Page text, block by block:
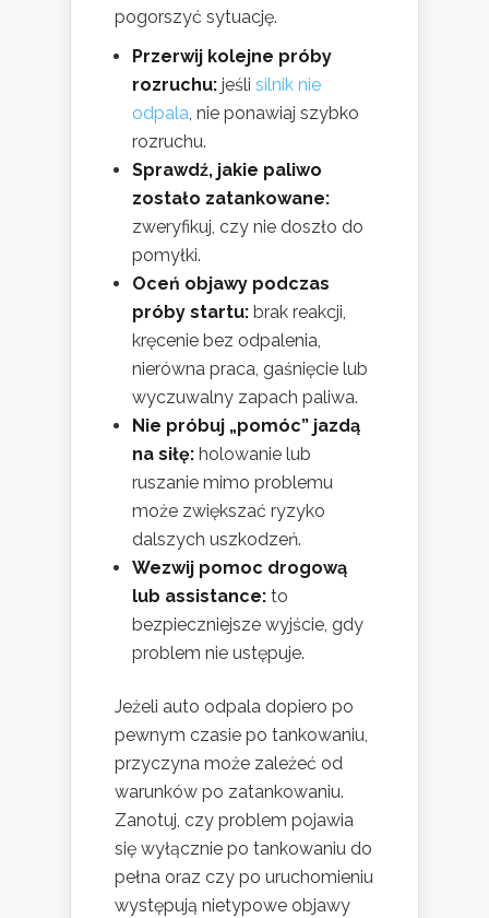
pogorszyć sytuację.
Przerwij kolejne próby
rozruchu: jeśli silnik nie
odpala, nie ponawiaj szybko
rozruchu.
Sprawdź, jakie paliwo
zostało zatankowane:
zweryfikuj, czy nie doszło do
pomyłki.
Oceń objawy podczas
próby startu: brak reakcji,
kręcenie bez odpalenia,
nierówna praca, gaśnięcie lub
wyczuwalny zapach paliwa.
Nie próbuj „pomóc” jazdą
na siłę: holowanie lub
ruszanie mimo problemu
może zwiększać ryzyko
dalszych uszkodzeń.
Wezwij pomoc drogową
lub assistance: to
bezpieczniejsze wyjście, gdy
problem nie ustępuje.
Jeżeli auto odpala dopiero po
pewnym czasie po tankowaniu,
przyczyna może zależeć od
warunków po zatankowaniu.
Zanotuj, czy problem pojawia
się wyłącznie po tankowaniu do
pełna oraz czy po uruchomieniu
występują nietypowe objawy